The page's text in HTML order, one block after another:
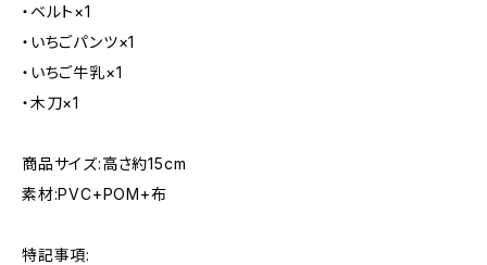
・ベルト×1
・いちごパンツ×1
・いちご牛乳×1
・木刀×1
商品サイズ:高さ約15cm
素材:PVC+POM+布
特記事項: